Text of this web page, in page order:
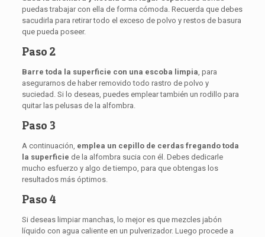
puedas trabajar con ella de forma cómoda. Recuerda que debes
sacudirla para retirar todo el exceso de polvo y restos de basura
que pueda poseer.
Paso 2
Barre toda la superficie con una escoba limpia, para
asegurarnos de haber removido todo rastro de polvo y
suciedad. Si lo deseas, puedes emplear también un rodillo para
quitar las pelusas de la alfombra.
Paso 3
A continuación, emplea un cepillo de cerdas fregando toda
la superficie de la alfombra sucia con él. Debes dedicarle
mucho esfuerzo y algo de tiempo, para que obtengas los
resultados más óptimos.
Paso 4
Si deseas limpiar manchas, lo mejor es que mezcles jabón
líquido con agua caliente en un pulverizador. Luego procede a